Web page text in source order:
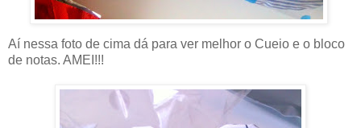
Aí nessa foto de cima dá para ver melhor o Cueio e o bloco
de notas. AMEI!!!